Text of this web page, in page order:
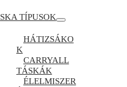
TÍPUSOK
HÁTIZSÁKO
K
CARRYALL
TÁSKÁK
ÉLELMISZER